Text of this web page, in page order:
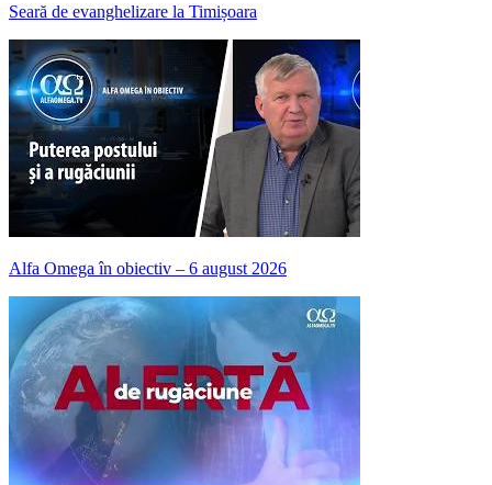
Seară de evanghelizare la Timișoara
Alfa Omega în obiectiv – 6 august 2026